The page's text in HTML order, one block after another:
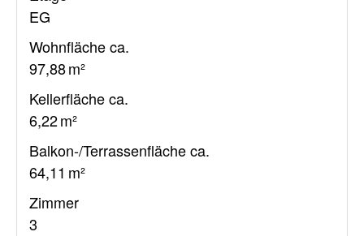
EG
Wohnfläche ca.
97,88 m²
Kellerfläche ca.
6,22 m²
Balkon-/Terrassen­fläche ca.
64,11 m²
Zimmer
3